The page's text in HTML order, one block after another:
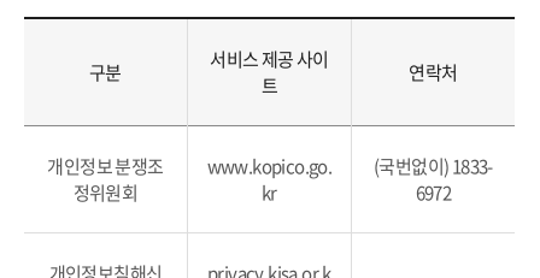
구분
서비스 제공 사이
트
연락처
개인정보 분쟁조
정위원회
www.kopico.go.
kr
(국번없이) 1833-
6972
개인정보침해신 privacy.kisa.or.k